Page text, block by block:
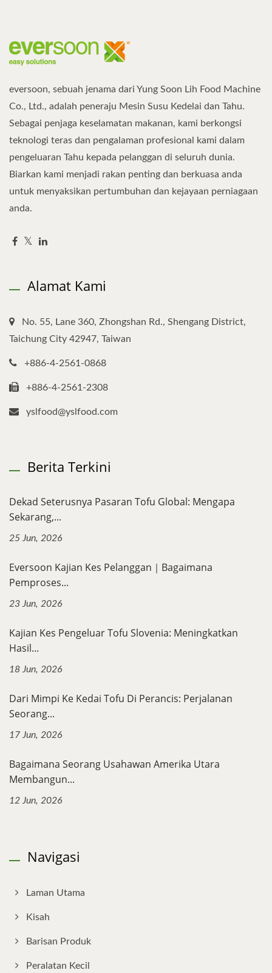
eversoon, sebuah jenama dari Yung Soon Lih Food Machine
Co., Ltd., adalah peneraju Mesin Susu Kedelai dan Tahu.
Sebagai penjaga keselamatan makanan, kami berkongsi
teknologi teras dan pengalaman profesional kami dalam
pengeluaran Tahu kepada pelanggan di seluruh dunia.
Biarkan kami menjadi rakan penting dan berkuasa anda
untuk menyaksikan pertumbuhan dan kejayaan perniagaan
anda.
Alamat Kami
No. 55, Lane 360, Zhongshan Rd., Shengang District,
Taichung City 42947, Taiwan
+886-4-2561-0868
+886-4-2561-2308
yslfood@yslfood.com
Berita Terkini
Dekad Seterusnya Pasaran Tofu Global: Mengapa
Sekarang,...
25 Jun, 2026
Eversoon Kajian Kes Pelanggan｜Bagaimana
Pemproses...
23 Jun, 2026
Kajian Kes Pengeluar Tofu Slovenia: Meningkatkan
Hasil...
18 Jun, 2026
Dari Mimpi Ke Kedai Tofu Di Perancis: Perjalanan
Seorang...
17 Jun, 2026
Bagaimana Seorang Usahawan Amerika Utara
Membangun...
12 Jun, 2026
Navigasi
Laman Utama
Kisah
Barisan Produk
Peralatan Kecil